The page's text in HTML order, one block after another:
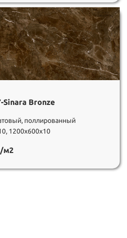
Sinara Bronze
поллированный
1200х600х10
м2